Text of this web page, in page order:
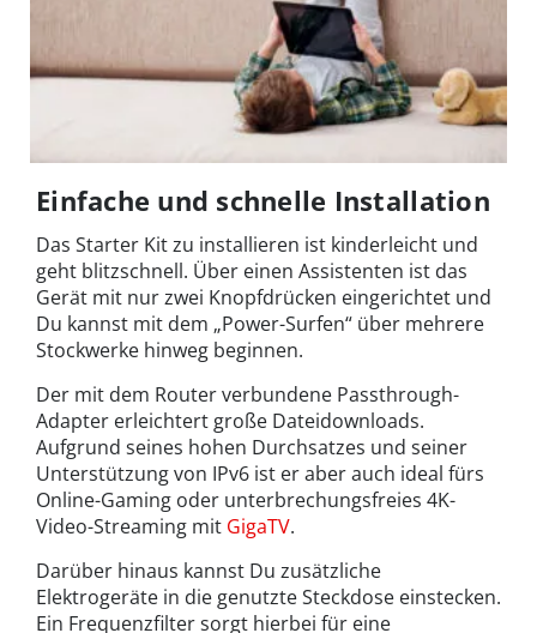
Einfache und schnelle Installation
Das Starter Kit zu installieren ist kinderleicht und
geht blitzschnell. Über einen Assistenten ist das
Gerät mit nur zwei Knopfdrücken eingerichtet und
Du kannst mit dem „Power-Surfen“ über mehrere
Stockwerke hinweg beginnen.
Der mit dem Router verbundene Passthrough-
Adapter erleichtert große Dateidownloads.
Aufgrund seines hohen Durchsatzes und seiner
Unterstützung von IPv6 ist er aber auch ideal fürs
Online-Gaming oder unterbrechungsfreies 4K-
Video-Streaming mit GigaTV.
Darüber hinaus kannst Du zusätzliche
Elektrogeräte in die genutzte Steckdose einstecken.
Ein Frequenzfilter sorgt hierbei für eine